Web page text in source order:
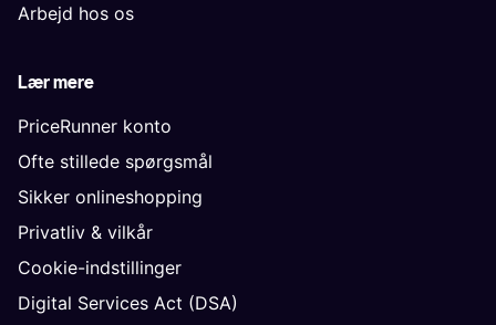
Arbejd hos os
Lær mere
PriceRunner konto
Ofte stillede spørgsmål
Sikker onlineshopping
Privatliv & vilkår
Cookie-indstillinger
Digital Services Act (DSA)